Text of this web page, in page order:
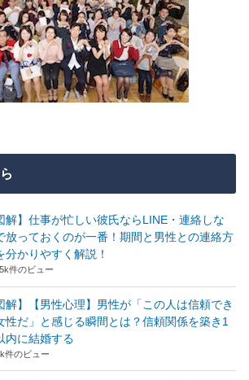
解】仕事が忙しい彼氏ならLINE・連絡しな
放っておくのが一番！期間と男性との連絡方
分かりやすく解説！
件のビュー
解】【男性心理】男性が「この人は信頼でき
性だ」と感じる瞬間とは？信頼関係を築き1
内に結婚する
件のビュー